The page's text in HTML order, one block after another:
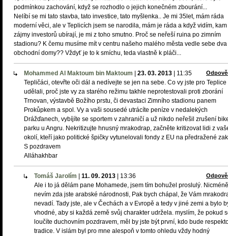
podmínkou zachování, když se rozhodlo o jejich konečném zbourání...
Nelíbí se mi tato stavba, tato investice, tato myšlenka.. Je mi 35let, mám ráda
moderní věci, ale v Teplicích jsem se narodila, mám je ráda a když vidím, kam
zájmy investorů ubírají, je mi z toho smutno. Proč se neřeší ruina po zimním
stadionu? K čemu musíme mít v centru našeho malého města vedle sebe dva
obchodní domy?? Vždyť je to k smíchu, teda vlastně k pláči...
Mohammed Al Maktoum bin Maktoum 23. 03. 2013 11:35
Tepličáci, otevřte oči dál a nedívejte se jen na sebe. Co vy jste pro Teplice
udělali, proč jste vy za starého režimu takhle neprotestovali proti zborání
Trnovan, výstavbě Božího prstu, či devastaci Zimního stadionu panem
Prokůpkem a spol. Vy a vaši sousedé utrácíte peníze v nedalekých
Drážďanech, vybíjíte se sportem v zahraničí a už nikdo neřešil zrušení
parku u Angru. Nekritizujte hnusný mrakodrap, začněte kritizovat lidi z
okolí, kteří jako politické špičky vytunelovali fondy z EU na předražené
S pozdravem
Alláhakhbar
Tomáš Jarolím 11. 09. 2013 13:36
Ale i to já dělám pane Mohamede, jsem tím bohužel proslulý. Nicméně
nevím zda jste arabské národnosti, Pak bych chápal, že Vám
nevadí. Tady jste, ale v Čechách a v Evropě a tedy v jiné zemi a bylo
vhodné, aby si každá země svůj charakter udržela. myslím, že pokud
loučíte duchovním pozdravem, měl by jste být první, kdo bude
tradice. V islám byl pro mne alespoň v tomto ohledu vždy hodný